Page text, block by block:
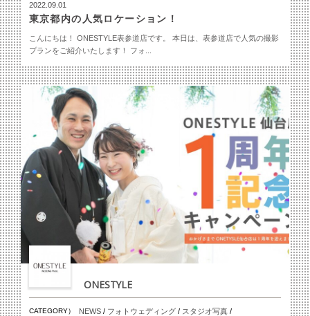
2022.09.01
東京都内の人気ロケーション！
こんにちは！ ONESTYLE表参道店です。 本日は、表参道店で人気の撮影
プランをご紹介いたします！ フォ...
ONESTYLE
CATEGORY） NEWS/ フォトウェディング/ スタジオ写真 /